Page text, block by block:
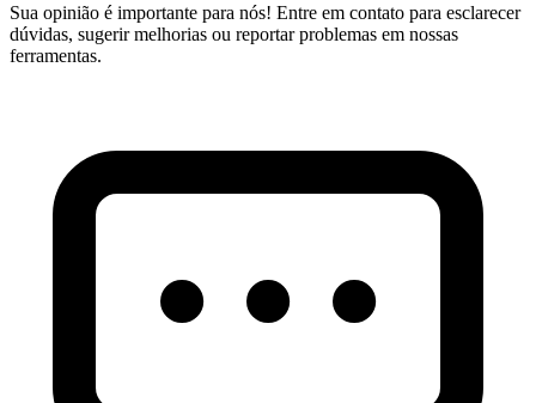
Sua opinião é importante para nós! Entre em contato para esclarecer
dúvidas, sugerir melhorias ou reportar problemas em nossas
ferramentas.